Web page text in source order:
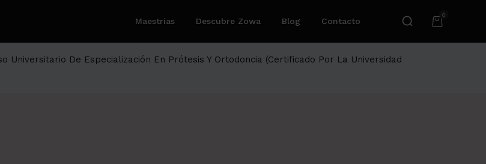
Maestrías Descubre Zowa Blog Contacto
0
Universitario De Especialización En Prótesis Y Ortodoncia (Certificado Por La Universidad